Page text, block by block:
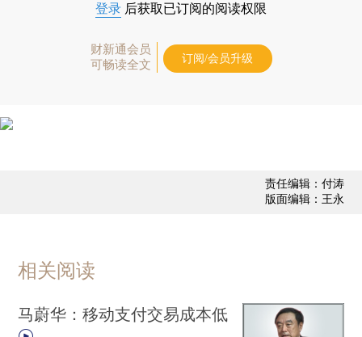
登录 后获取已订阅的阅读权限
财新通会员
可畅读全文
订阅/会员升级
责任编辑：付涛
版面编辑：王永
相关阅读
马蔚华：移动支付交易成本低